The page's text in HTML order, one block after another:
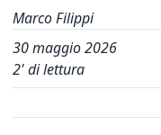
Marco Filippi
30 maggio 2026
2' di lettura